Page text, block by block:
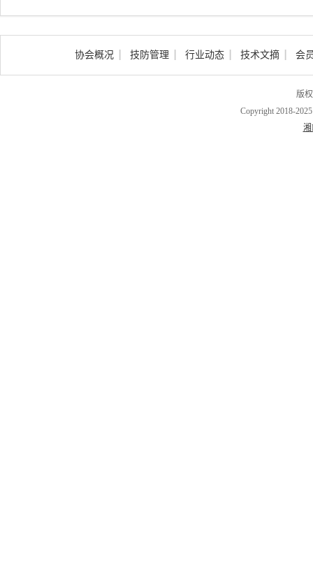
协会概况 技防管理 行业动态 技术文摘 会
版
Copyright 2018-
湘